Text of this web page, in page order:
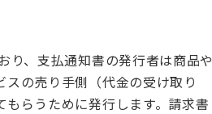
り、支払通知書の発行者は商品や
の売り手側（代金の受け取り
らうために発行します。請求書